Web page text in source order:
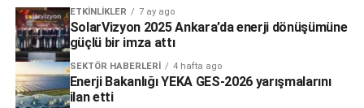
ETKINLIKLER 7 ay ago
SolarVizyon 2025 Ankara’da enerji dönüşümüne
güçlü bir imza attı
SEKTÖR HABERLERI 4 hafta ago
Enerji Bakanlığı YEKA GES-2026 yarışmalarını
ilan etti